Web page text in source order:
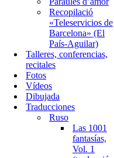
Recopilació
«Teleservicios de
Barcelona» (El
País-Aguilar)
Talleres, conferencias,
recitales
Fotos
Vídeos
Dibujada
Traducciones
Ruso
Las 1001
fantasías,
Vol. 1